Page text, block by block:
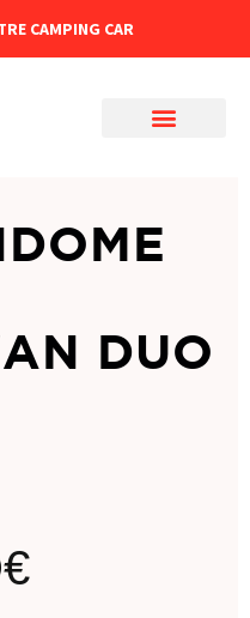
CAMPING CAR
DUO
€